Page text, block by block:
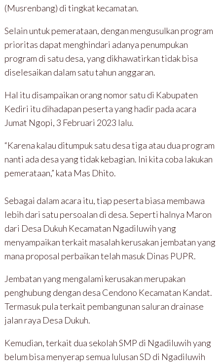
(Musrenbang) di tingkat kecamatan.
Selain untuk pemerataan, dengan mengusulkan program
prioritas dapat menghindari adanya penumpukan
program di satu desa, yang dikhawatirkan tidak bisa
diselesaikan dalam satu tahun anggaran.
Hal itu disampaikan orang nomor satu di Kabupaten
Kediri itu dihadapan peserta yang hadir pada acara
Jumat Ngopi, 3 Februari 2023 lalu.
“Karena kalau ditumpuk satu desa tiga atau dua program
nanti ada desa yang tidak kebagian. Ini kita coba lakukan
pemerataan,” kata Mas Dhito.
Sebagai dalam acara itu, tiap peserta biasa membawa
lebih dari satu persoalan di desa. Seperti halnya Maron
dari Desa Dukuh Kecamatan Ngadiluwih yang
menyampaikan terkait masalah kerusakan jembatan yang
mana proposal perbaikan telah masuk Dinas PUPR.
Jembatan yang mengalami kerusakan merupakan
penghubung dengan desa Cendono Kecamatan Kandat.
Termasuk pula terkait pembangunan saluran drainase
jalan raya Desa Dukuh.
Kemudian, terkait dua sekolah SMP di Ngadiluwih yang
belum bisa menyerap semua lulusan SD di Ngadiluwih